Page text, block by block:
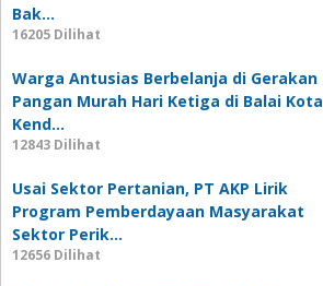
Bak…
16205 Dilihat
Warga Antusias Berbelanja di Gerakan
Pangan Murah Hari Ketiga di Balai Kota
Kend…
12843 Dilihat
Usai Sektor Pertanian, PT AKP Lirik
Program Pemberdayaan Masyarakat
Sektor Perik…
12656 Dilihat